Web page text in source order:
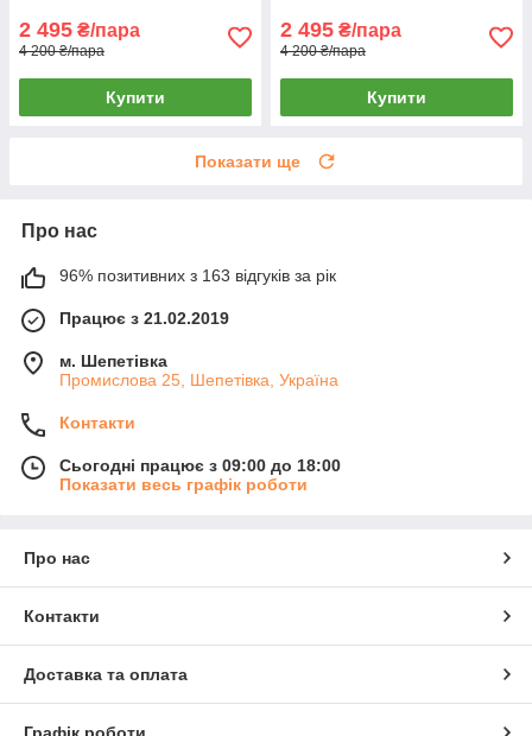
2 495 ₴/пара
4 200 ₴/пара
Купити
2 495 ₴/пара
4 200 ₴/пара
Купити
Показати ще
Про нас
96% позитивних з 163 відгуків за рік
Працює з 21.02.2019
м. Шепетівка
Промислова 25, Шепетівка, Україна
Контакти
Сьогодні працює з 09:00 до 18:00
Показати весь графік роботи
Про нас
Контакти
Доставка та оплата